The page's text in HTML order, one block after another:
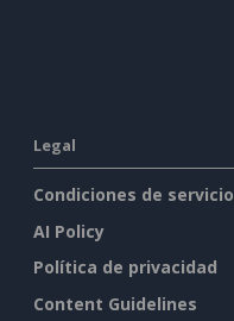
Legal
Condiciones de servicio
AI Policy
Política de privacidad
Content Guidelines